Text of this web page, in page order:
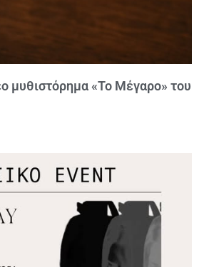
μυθιστόρημα «Το Μέγαρο» του